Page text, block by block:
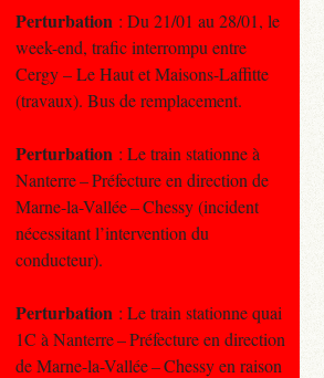
Perturbation : Du 21/01 au 28/01, le
week-end, trafic interrompu entre
Cergy – Le Haut et Maisons-Laffitte
(travaux). Bus de remplacement.
Perturbation : Le train stationne à
Nanterre – Préfecture en direction de
Marne-la-Vallée – Chessy (incident
nécessitant l’intervention du
conducteur).
Perturbation : Le train stationne quai
1C à Nanterre – Préfecture en direction
de Marne-la-Vallée – Chessy en raison